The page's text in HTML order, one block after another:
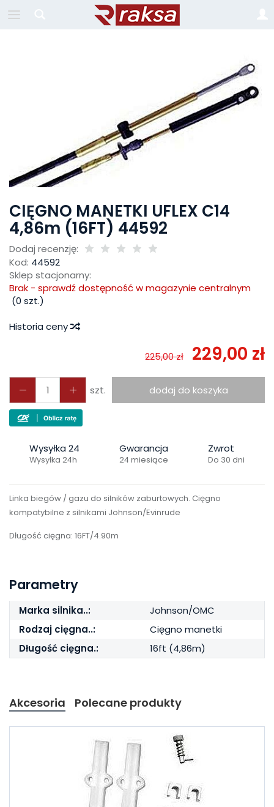
CIĘGNO MANETKI UFLEX C14
4,86m (16FT) 44592
Dodaj recenzję:
Kod: 44592
Sklep stacjonarny:
Brak - sprawdź dostępność w magazynie centralnym
(0 szt.)
Historia ceny
225,00 zł 229,00 zł
szt. dodaj do koszyka
Wysyłka 24
Wysyłka 24h
Gwarancja
24 miesiące
Zwrot
Do 30 dni
Linka biegów / gazu do silników zaburtowych. Cięgno
kompatybilne z silnikami Johnson/Evinrude
Długość cięgna: 16FT/4.90m
Parametry
Marka silnika..:
Johnson/OMC
Rodzaj cięgna..:
Cięgno manetki
Długość cięgna.:
16ft (4,86m)
Akcesoria Polecane produkty